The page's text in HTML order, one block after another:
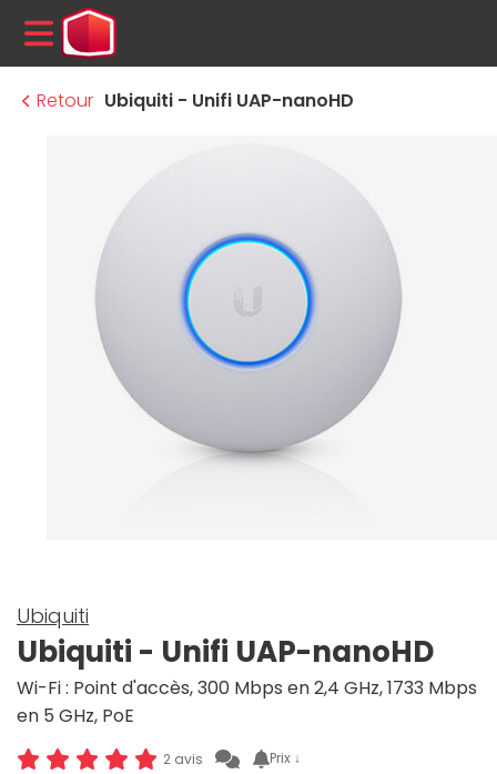
MENU
Retour Ubiquiti - Unifi UAP-nanoHD
Ubiquiti
Ubiquiti - Unifi UAP-nanoHD
Wi-Fi : Point d'accès, 300 Mbps en 2,4 GHz, 1733 Mbps
en 5 GHz, PoE
2 avis Prix ↓